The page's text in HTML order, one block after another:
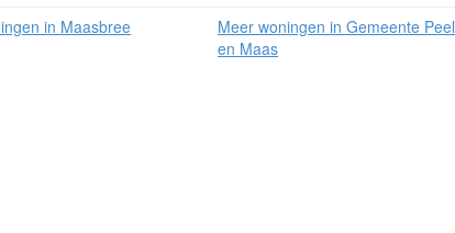
in Maasbree
Meer woningen in Gemeente Peel
en Maas